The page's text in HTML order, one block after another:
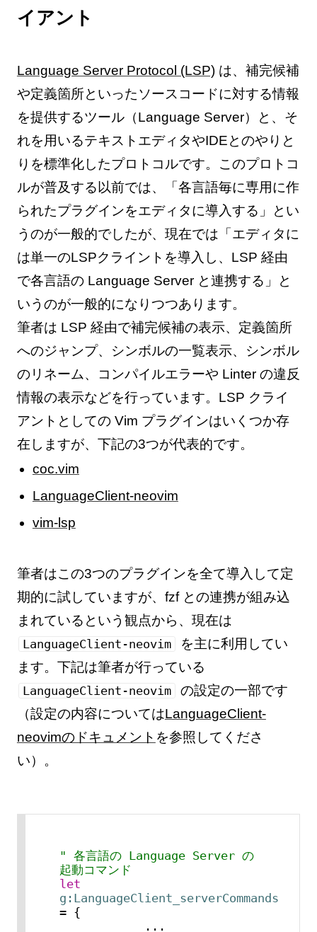
イアント
Language Server Protocol (LSP)は、補完候補
や定義箇所といったソースコードに対する情報
を提供するツール（Language Server）と、そ
れを用いるテキストエディタやIDEとのやりと
りを標準化したプロトコルです。このプロトコ
ルが普及する以前では、「各言語毎に専用に作
られたプラグインをエディタに導入する」とい
うのが一般的でしたが、現在では「エディタに
は単一のLSPクライントを導入し、LSP 経由
で各言語の Language Server と連携する」と
いうのが一般的になりつつあります。
筆者は LSP 経由で補完候補の表示、定義箇所
へのジャンプ、シンボルの一覧表示、シンボル
のリネーム、コンパイルエラーや Linter の違反
情報の表示などを行っています。LSP クライ
アントとしての Vim プラグインはいくつか存
在しますが、下記の3つが代表的です。
coc.vim
LanguageClient-neovim
vim-lsp
筆者はこの3つのプラグインを全て導入して定
期的に試していますが、fzf との連携が組み込
まれているという観点から、現在は
LanguageClient-neovim
を主に利用してい
ます。下記は筆者が行っている
LanguageClient-neovim
の設定の一部です
（設定の内容についてはLanguageClient-
neovimのドキュメント を参照してくださ
い）。
" 各言語の Language Server の
起動コマンド
let
g:LanguageClient_serverCommands
= {